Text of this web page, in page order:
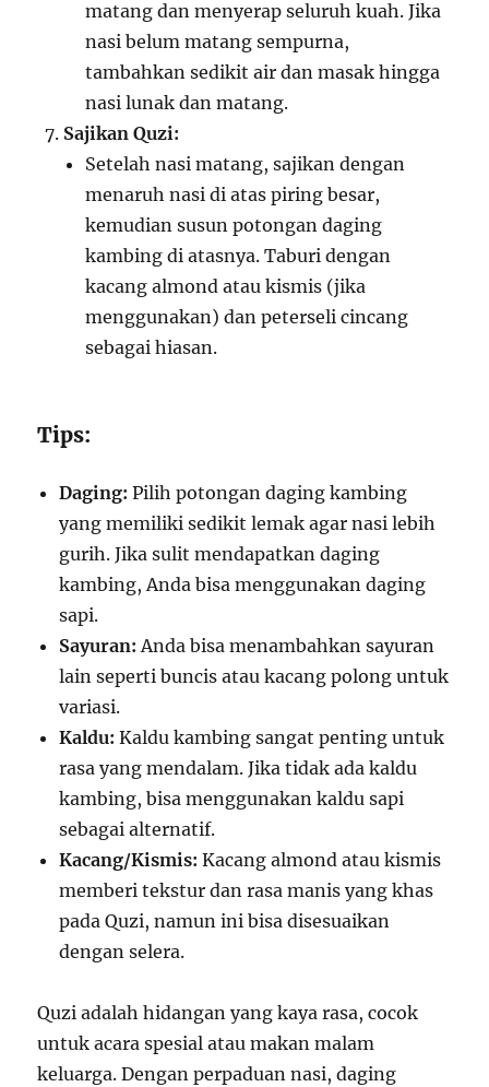
matang dan menyerap seluruh kuah. Jika
nasi belum matang sempurna,
tambahkan sedikit air dan masak hingga
nasi lunak dan matang.
Sajikan Quzi:
Setelah nasi matang, sajikan dengan
menaruh nasi di atas piring besar,
kemudian susun potongan daging
kambing di atasnya. Taburi dengan
kacang almond atau kismis (jika
menggunakan) dan peterseli cincang
sebagai hiasan.
Tips:
Daging: Pilih potongan daging kambing
yang memiliki sedikit lemak agar nasi lebih
gurih. Jika sulit mendapatkan daging
kambing, Anda bisa menggunakan daging
sapi.
Sayuran: Anda bisa menambahkan sayuran
lain seperti buncis atau kacang polong untuk
variasi.
Kaldu: Kaldu kambing sangat penting untuk
rasa yang mendalam. Jika tidak ada kaldu
kambing, bisa menggunakan kaldu sapi
sebagai alternatif.
Kacang/Kismis: Kacang almond atau kismis
memberi tekstur dan rasa manis yang khas
pada Quzi, namun ini bisa disesuaikan
dengan selera.
Quzi adalah hidangan yang kaya rasa, cocok
untuk acara spesial atau makan malam
keluarga. Dengan perpaduan nasi, daging